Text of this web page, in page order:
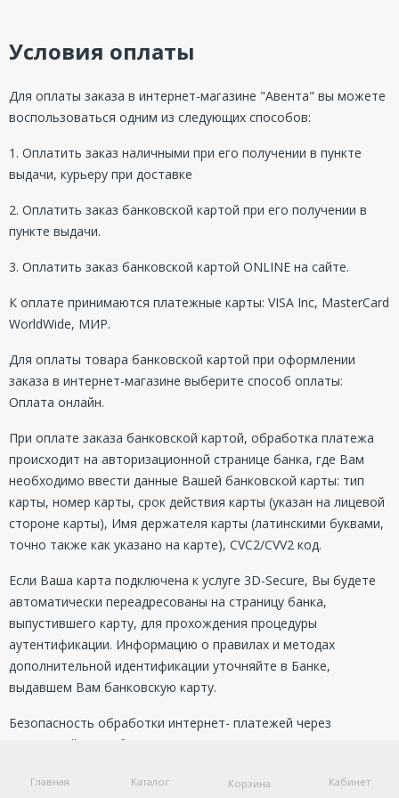
Условия оплаты
Для оплаты заказа в интернет-магазине "Авента" вы можете
воспользоваться одним из следующих способов:
1. Оплатить заказ наличными при его получении в пункте
выдачи, курьеру при доставке
2. Оплатить заказ банковской картой при его получении в
пункте выдачи.
3. Оплатить заказ банковской картой ONLINE на сайте.
К оплате принимаются платежные карты: VISA Inc, MasterCard
WorldWide, МИР.
Для оплаты товара банковской картой при оформлении
заказа в интернет-магазине выберите способ оплаты:
Оплата онлайн.
При оплате заказа банковской картой, обработка платежа
происходит на авторизационной странице банка, где Вам
необходимо ввести данные Вашей банковской карты: тип
карты, номер карты, срок действия карты (указан на лицевой
стороне карты), Имя держателя карты (латинскими буквами,
точно также как указано на карте), CVC2/CVV2 код.
Если Ваша карта подключена к услуге 3D-Secure, Вы будете
автоматически переадресованы на страницу банка,
выпустившего карту, для прохождения процедуры
аутентификации. Информацию о правилах и методах
дополнительной идентификации уточняйте в Банке,
выдавшем Вам банковскую карту.
Безопасность обработки интернет- платежей через
платежный шлюз банка гарантирована международным
происходит с применением технологии шифрования TLS. Эта
Главная Каталог Корзина Кабинет